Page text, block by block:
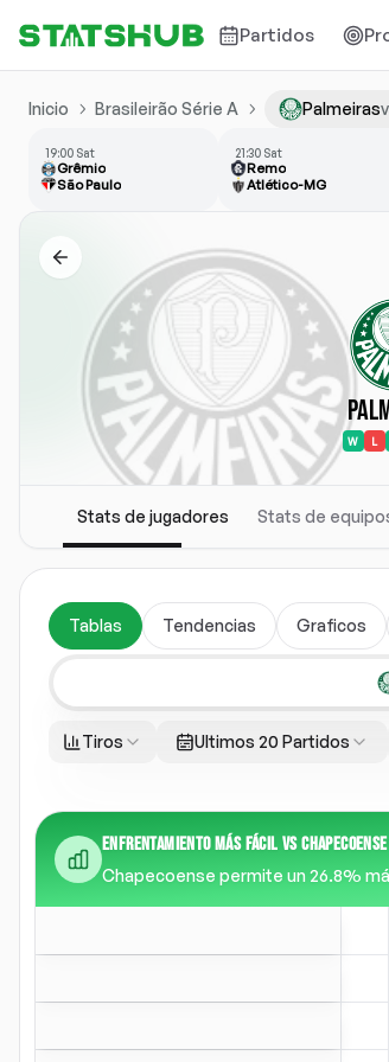
Partidos
Inicio Brasileirão Série A Palmeiras
19:00 Sat
Grêmio
São Paulo
21:30 Sat
Remo
Atlético-MG
W L
Stats de jugadores Stats de
Tablas Tendencias Graficos
Tiros Ultimos 20 Partidos
ENFRENTAMIENTO MÁS FÁCIL VS CHAPECOENSE
Chapecoense permite un 26.8%